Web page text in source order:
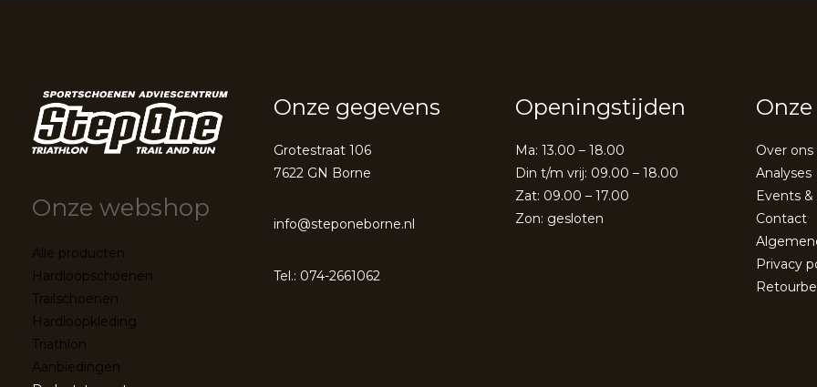
Onze webshop
Alle producten
Hardloopschoenen
Trailschoenen
Hardloopkleding
Triathlon
Aanbiedingen
Onze gegevens
Grotestraat 106
7622 GN Borne
info@steponeborne.nl
Tel.: 074-2661062
Openingstijden
Ma: 13.00 – 18.00
Din t/m vrij: 09.00 – 18.00
Zat: 09.00 – 17.00
Zon: gesloten
Over ons
Analyses
Events
Contact
Privacy